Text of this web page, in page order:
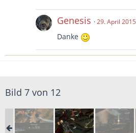
Genesis 29. April 2015
Danke
Bild 7 von 12